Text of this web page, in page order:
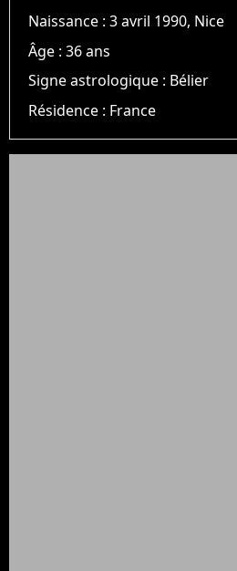
Naissance :3 avril 1990, Nice
Âge :36 ans
Signe astrologique : Bélier
Résidence : France